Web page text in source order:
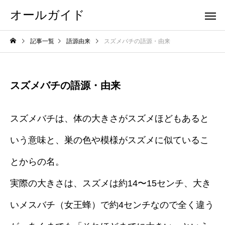
オールガイド
記事一覧 語源由来 スズメバチの語源・由来
スズメバチの語源・由来
スズメバチは、体の大きさがスズメほどもあると
いう意味と、巣の色や模様がスズメに似ているこ
とからの名。
実際の大きさは、スズメは約14〜15センチ、大き
いメスバチ（女王蜂）で約4センチなので全く違う